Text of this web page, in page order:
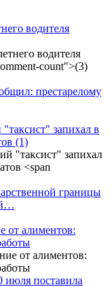
водителя
престарелому
запихал в
(1)
границы
от алиментов:
июля поставила